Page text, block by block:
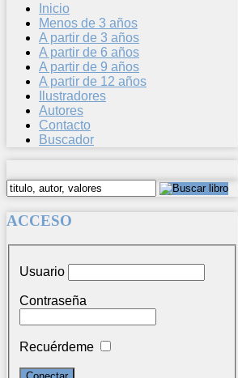
Inicio
Menos de 3 años
A partir de 3 años
A partir de 6 años
A partir de 9 años
A partir de 12 años
Ilustradores
Autores
Contacto
Buscador
ACCESO
Usuario
Contraseña
Recuérdeme